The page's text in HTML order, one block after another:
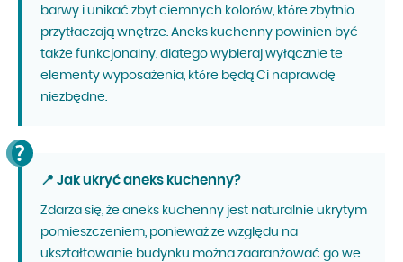
barwy i unikać zbyt ciemnych kolorów, które zbytnio
przytłaczają wnętrze. Aneks kuchenny powinien być
także funkcjonalny, dlatego wybieraj wyłącznie te
elementy wyposażenia, które będą Ci naprawdę
niezbędne.
📍 Jak ukryć aneks kuchenny?
Zdarza się, że aneks kuchenny jest naturalnie ukrytym
pomieszczeniem, ponieważ ze względu na
ukształtowanie budynku można zaaranżować go we